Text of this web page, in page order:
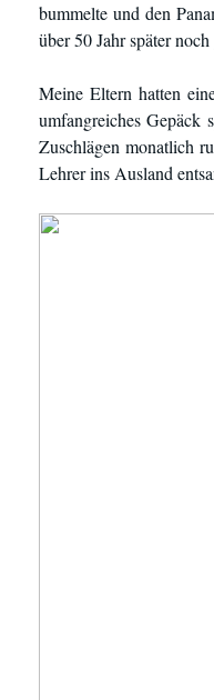
bummelte und den
über 50 Jahr später
Meine Eltern hatten
umfangreiches Gepäck
Zuschlägen monatlich
Lehrer ins Ausland